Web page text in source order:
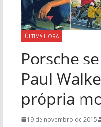
ÚLTIMA HORA
Porsche
Paul
própria
19 de novembro de 2015